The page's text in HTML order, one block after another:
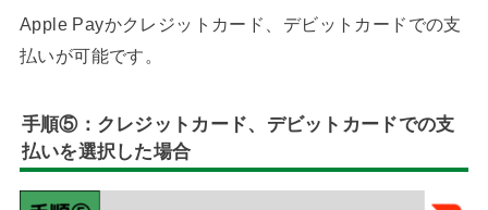
Apple Payかクレジットカード、デビットカードでの支
払いが可能です。
手順⑤：クレジットカード、デビットカードでの支
払いを選択した場合